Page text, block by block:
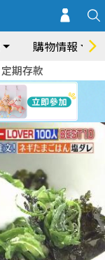
購物情報
定期存款